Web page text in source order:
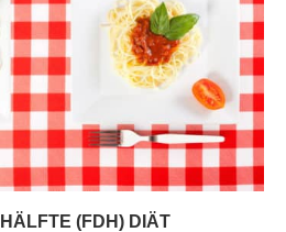
(FDH) DIÄT